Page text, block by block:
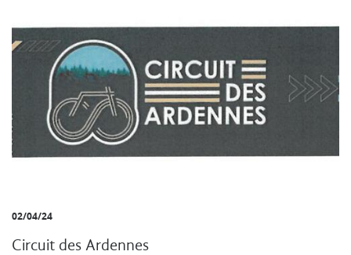
02/04/24
Circuit des Ardennes